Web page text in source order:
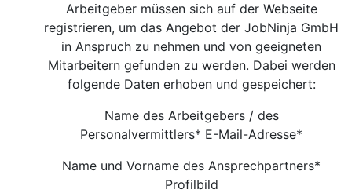
Arbeitgeber müssen sich auf der Webseite
registrieren, um das Angebot der JobNinja GmbH
in Anspruch zu nehmen und von geeigneten
Mitarbeitern gefunden zu werden. Dabei werden
folgende Daten erhoben und gespeichert:
Name des Arbeitgebers / des
Personalvermittlers* E-Mail-Adresse*
Name und Vorname des Ansprechpartners*
Profilbild